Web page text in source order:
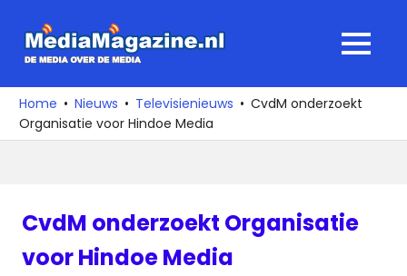
naar
media
over
de
MENU
Home Nieuws Televisienieuws
CvdM onderzoekt
Organisatie voor Hindoe Media
CvdM onderzoekt Organisatie
voor Hindoe Media